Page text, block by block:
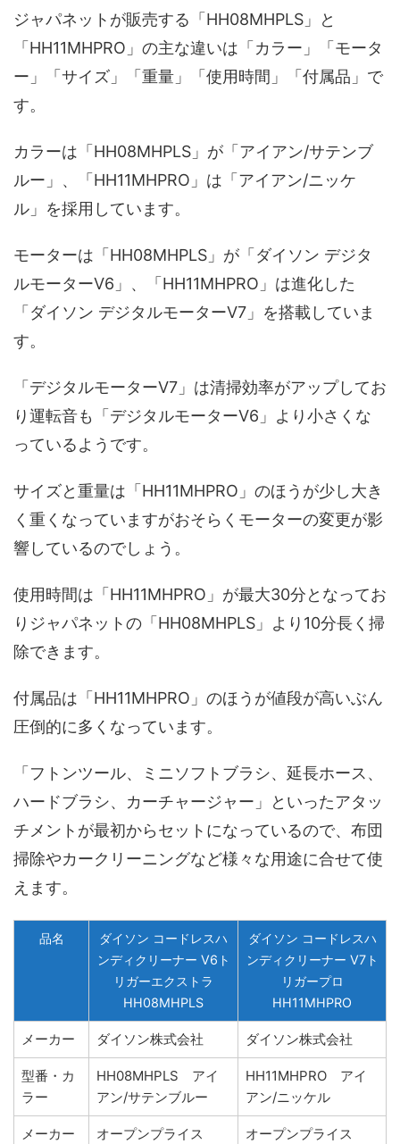
ジャパネットが販売する「HH08MHPLS」と
「HH11MHPRO」の主な違いは「カラー」「モータ
ー」「サイズ」「重量」「使用時間」「付属品」で
す。
カラーは「HH08MHPLS」が「アイアン/サテンブ
ルー」、「HH11MHPRO」は「アイアン/ニッケ
ル」を採用しています。
モーターは「HH08MHPLS」が「ダイソン デジタ
ルモーターV6」、「HH11MHPRO」は進化した
「ダイソン デジタルモーターV7」を搭載していま
す。
「デジタルモーターV7」は清掃効率がアップしてお
り運転音も「デジタルモーターV6」より小さくな
っているようです。
サイズと重量は「HH11MHPRO」のほうが少し大き
く重くなっていますがおそらくモーターの変更が影
響しているのでしょう。
使用時間は「HH11MHPRO」が最大30分となってお
りジャパネットの「HH08MHPLS」より10分長く掃
除できます。
付属品は「HH11MHPRO」のほうが値段が高いぶん
圧倒的に多くなっています。
「フトンツール、ミニソフトブラシ、延長ホース、
ハードブラシ、カーチャージャー」といったアタッ
チメントが最初からセットになっているので、布団
掃除やカークリーニングなど様々な用途に合せて使
えます。
品名
ダイソン コードレスハ
ンディクリーナー V6ト
リガーエクストラ
HH08MHPLS
ダイソン コードレスハ
ンディクリーナー V7ト
リガープロ
HH11MHPRO
メーカー ダイソン株式会社 ダイソン株式会社
型番・カ
ラー
HH08MHPLS アイ
アン/サテンブルー
HH11MHPRO アイ
アン/ニッケル
メーカー
オープンプライス オープンプライス